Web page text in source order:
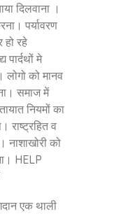
दिलवाना ।
पर्यावरण
रहे
पार्दथों मे
लोगो को मानव
समाज में
नियमों का
राष्ट्रहित व
नाशाखोरी को
HELP
एक थाली